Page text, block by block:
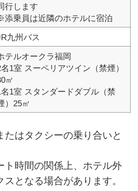
行します
添乗員は近隣のホテルに宿泊
九州バス
テルオークラ福岡
1室 スーペリアツイン（禁煙）
㎡
名1室 スタンダードダブル（禁
）25㎡
はタクシーの乗り合いと
時間の関係上、ホテル外
スとなる場合があります。